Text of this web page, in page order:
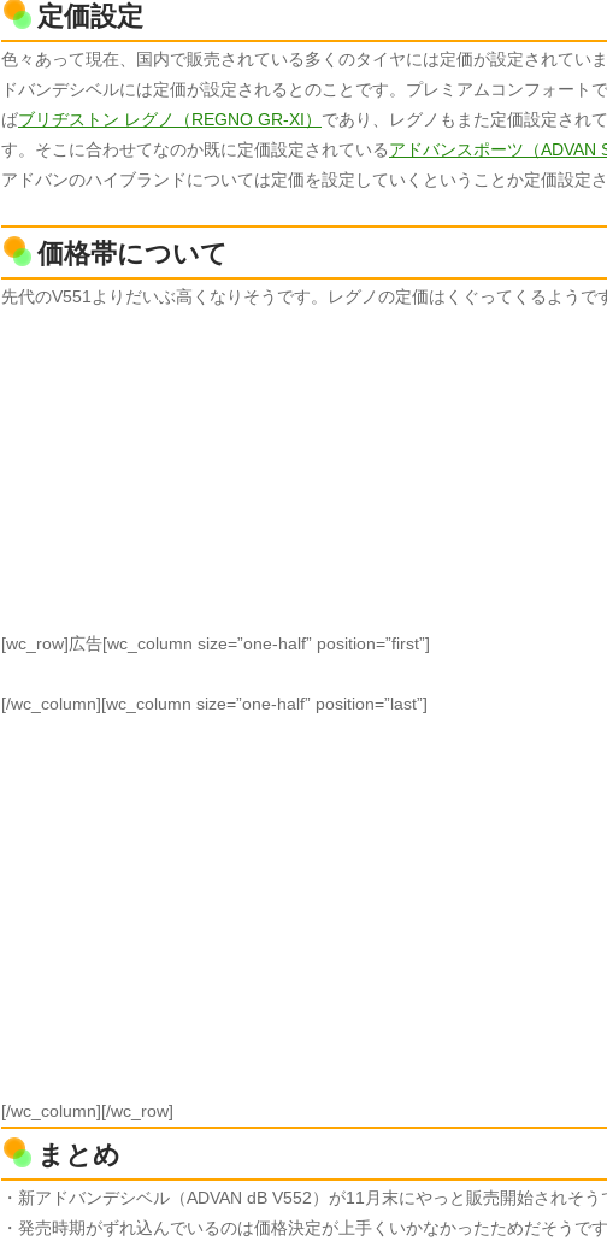
定価設定
色々あって現在、国内で販売されている多くのタイヤには定価が設定されてい
ドバンデシベルには定価が設定されるとのことです。プレミアムコンフォート
ばブリヂストン レグノ（REGNO GR-XI） であり、レグノもまた定価設定され
す。そこに合わせてなのか既に定価設定されているアドバンスポーツ（ADVAN
アドバンのハイブランドについては定価を設定していくということか定価設定
価格帯について
先代のV551よりだいぶ高くなりそうです。レグノの定価はくぐってくるようで
[wc_row]広告[wc_column size=”one-half” position=”first”]
[/wc_column][wc_column size=”one-half” position=”last”]
[/wc_column][/wc_row]
まとめ
・新アドバンデシベル（ADVAN dB V552）が11月末にやっと販売開始されそう
・発売時期がずれ込んでいるのは価格決定が上手くいかなかったためだそうです